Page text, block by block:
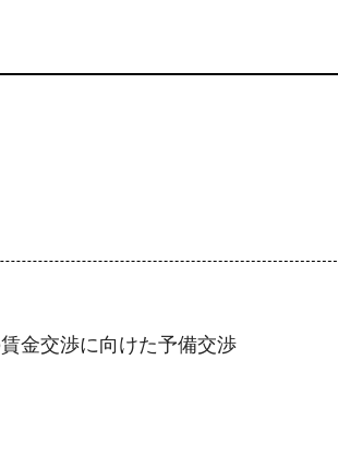
金交渉に向けた予備交渉